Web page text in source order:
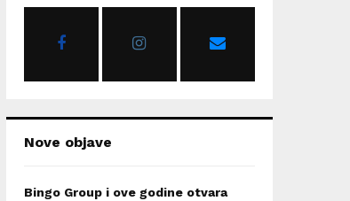
o
Nove objave
Bingo Group i ove godine otvara